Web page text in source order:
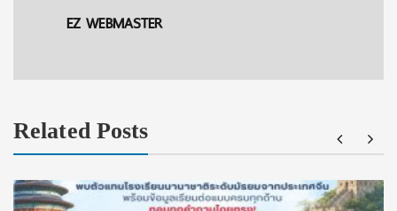
EZ WEBMASTER
Related Posts